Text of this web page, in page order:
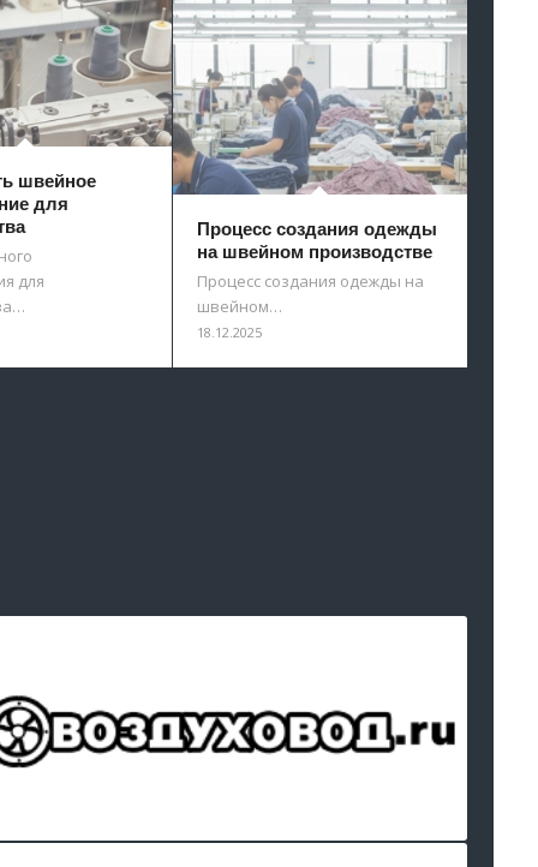
швейное
для
для
Процесс создания одежды
на швейном производстве
Процесс создания одежды на
швейном…
18.12.2025